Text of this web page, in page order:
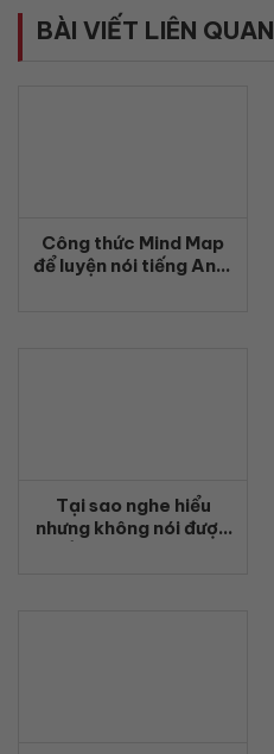
BÀI VIẾT LIÊN QUAN
Công thức Mind Map
để luyện nói tiếng Anh:
Tại sao nghe hiểu
nhưng không nói được